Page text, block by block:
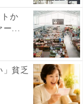
か
ー...
」貧乏